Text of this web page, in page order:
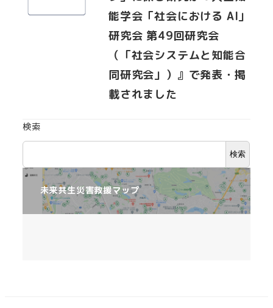
能学会「社会における AI」
研究会 第49回研究会
（「社会システムと知能合
同研究会」）』で発表・掲
載されました
検索
検索
未来共生災害救援マップ